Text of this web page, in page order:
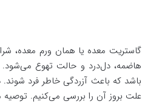
گاستریت معده یا همان ورم معده،
هاضمه، دل‌درد و حالت تهوع می‌شود.
باشد که باعث آزردگی خاطر فرد
علت بروز آن را بررسی می‌کنیم. توصیه